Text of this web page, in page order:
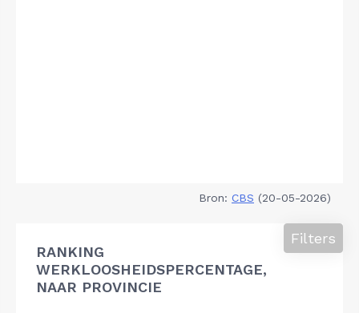
Bron: CBS (20-05-2026)
RANKING
WERKLOOSHEIDSPERCENTAGE,
NAAR PROVINCIE
Filters